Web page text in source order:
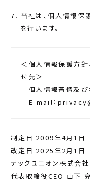
当社は、個人情報保
を行います。
＜個人情報保護方針
せ先＞
個人情報苦情及び
E-mail：
制定日 2009年4月1日
改定日 2025年2月1日
テックユニオン株式会社
代表取締役CEO 山下 亮